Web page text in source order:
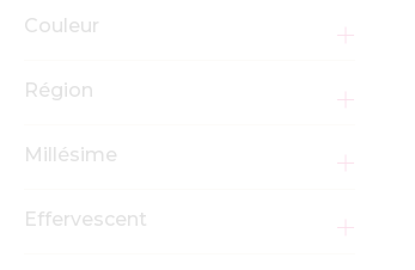
Couleur
Région
Millésime
Effervescent